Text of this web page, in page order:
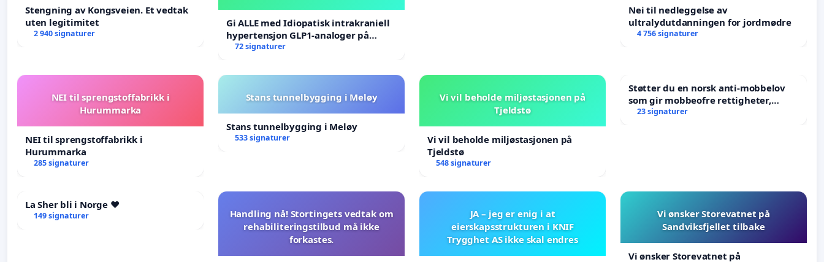
Stengning av Kongsveien. Et vedtak
uten legitimitet
2 940 signaturer
Gi ALLE med Idiopatisk intrakraniell
hypertensjon GLP1-analoger på
blåresept!
72 signaturer
Nei til nedleggelse av
ultralydutdanningen for jordmødre
4 756 signaturer
NEI til sprengstoffabrikk i
Hurummarka
NEI til sprengstoffabrikk i
Hurummarka
285 signaturer
Stans tunnelbygging i Meløy
Stans tunnelbygging i Meløy
533 signaturer
Vi vil beholde miljøstasjonen på
Tjeldstø
Vi vil beholde miljøstasjonen på
Tjeldstø
548 signaturer
Støtter du en norsk anti-mobbelov
som gir mobbeofre rettigheter,
oppreisning og hjelp?
23 signaturer
La Sher bli i Norge ❤️
149 signaturer
Handling nå! Stortingets vedtak om
rehabiliteringstilbud må ikke
forkastes.
JA – jeg er enig i at
eierskapsstrukturen i KNIF
Trygghet AS ikke skal endres
Vi ønsker Storevatnet på
Sandviksfjellet tilbake
Vi ønsker Storevatnet på